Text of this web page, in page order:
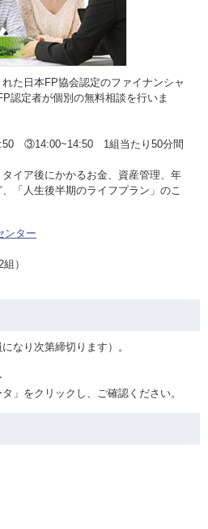
た日本FP協会認定のファイナンシャ
認定者が個別の無料相談を行いま
③14:00~14:50 1組当たり50分間
イア後にかかるお金、資産管理、年
「人生後半期のライフプラン」のこ
ンター
）
なり次第締切ります）。
」をクリックし、ご確認ください。